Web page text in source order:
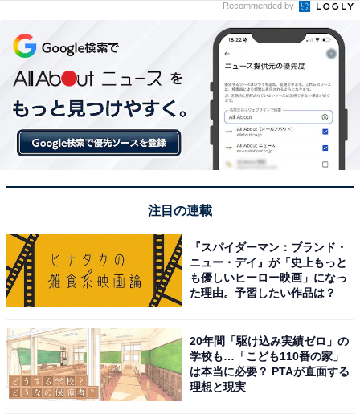
こちらもおすすめ
【中国・四国地方】冬にドライブで行きたい場
所ランキング！ 「道後温泉」を抑えた1位は？
Recommended by
注目の連載
『スパイダーマン：ブランド・
ニュー・デイ』が「史上もっと
も優しいヒーロー映画」になっ
た理由。予習したい作品は？
20年間「駆け込み実績ゼロ」の
学校も…「こども110番の家」
は本当に必要？ PTAが直面する
理想と現実